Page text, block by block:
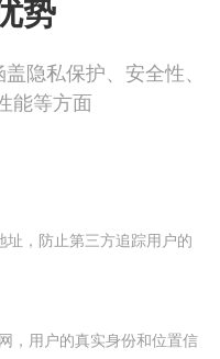
势
隐私保护、安全性、
能等方面
，防止第三方追踪用户的
，用户的真实身份和位置信